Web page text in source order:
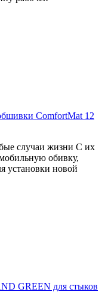
ComfortMat 12
случаи жизни С их
обивку,
установки новой
GREEN для стыков